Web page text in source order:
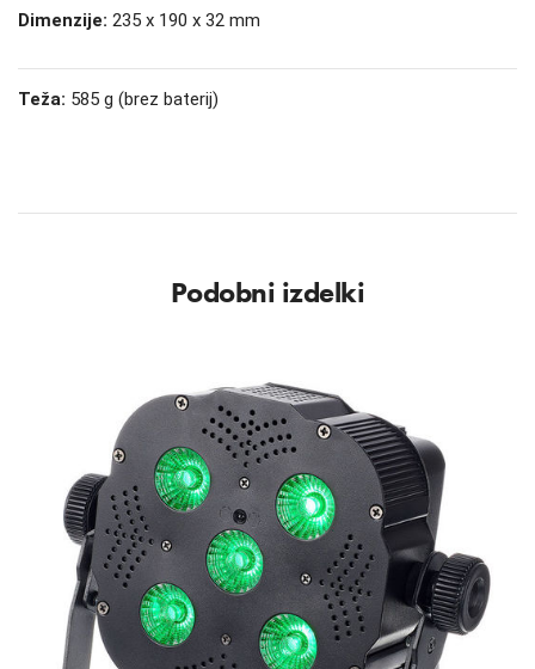
Dimenzije: 235 x 190 x 32 mm
Teža: 585 g (brez baterij)
Podobni izdelki